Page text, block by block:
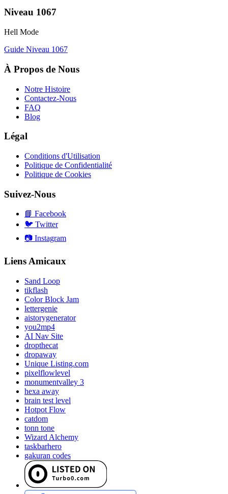
Niveau 1067
Hell Mode
Guide Niveau 1067
À Propos de Nous
Notre Histoire
Contactez-Nous
FAQ
Blog
Légal
Conditions d'Utilisation
Politique de Confidentialité
Politique de Cookies
Suivez-Nous
📘 Facebook
🐦 Twitter
📷 Instagram
Liens Amicaux
Sand Loop
tikflash
Color Block Jam
lettergenie
aistorygenerator
you2mp4
AI Nav Site
dropthecat
dropaway
Unique Listing.com
pixelflowlevel
monumentvalley 3
hexa away
brain test level
Hotpot Flow
catdom
tonn tone
Wizard Alchemy
taskbarhero
gakuran codes